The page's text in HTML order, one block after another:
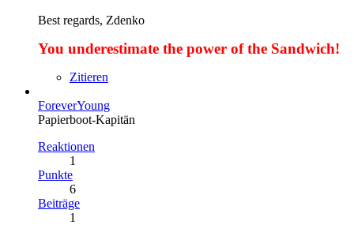
Best regards, Zdenko
You underestimate the power of the Sandwich!
Zitieren
ForeverYoung
Papierboot-Kapitän
Reaktionen
1
Punkte
6
Beiträge
1